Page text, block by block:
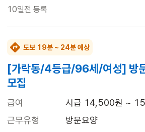
10일전 등록
도보 19분 ~ 24분 예상
[가락동/4등급/96세/여성] 방
모집
급여
시급 14,500원 ~
근무유형
방문요양